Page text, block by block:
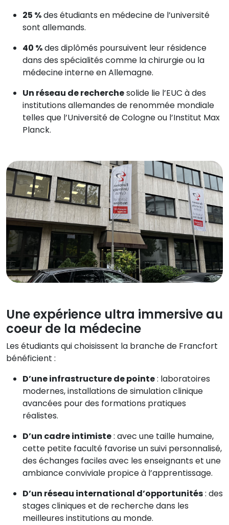
25 %des étudiants en médecine de l’université
sont allemands.
40 %des diplômés poursuivent leur résidence
dans des spécialités comme la chirurgie ou la
médecine interne en Allemagne.
Un réseau de recherchesolide lie l’EUC à des
institutions allemandes de renommée mondiale
telles que l’Université de Cologne ou l’Institut Max
Planck.
Une expérience ultra immersive au
coeur de la médecine
Les étudiants qui choisissent la branche de Francfort
bénéficient :
D’une infrastructure de pointe: laboratoires
modernes, installations de simulation clinique
avancées pour des formations pratiques
réalistes.
D’un cadre intimiste: avec une taille humaine,
cette petite faculté favorise un suivi personnalisé,
des échanges faciles avec les enseignants et une
ambiance conviviale propice à l’apprentissage.
D’un réseau international d’opportunités: des
stages cliniques et de recherche dans les
meilleures institutions au monde.